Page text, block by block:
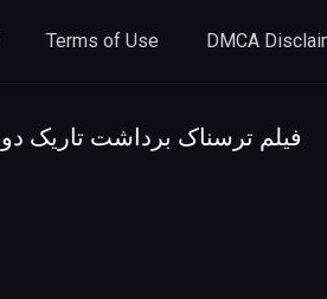
Terms of Use DMCA